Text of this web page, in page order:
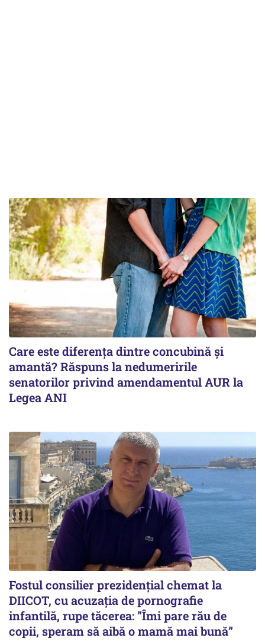
Care este diferența dintre concubină și
amantă? Răspuns la nedumeririle
senatorilor privind amendamentul AUR la
Legea ANI
Fostul consilier prezidențial chemat la
DIICOT, cu acuzația de pornografie
infantilă, rupe tăcerea: ”Îmi pare rău de
copii, speram să aibă o mamă mai bună”